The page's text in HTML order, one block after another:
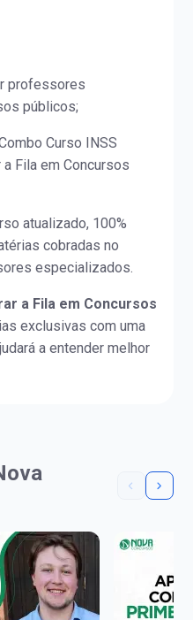
professores
públicos;
Curso INSS
Fila em Concursos
atualizado, 100%
cobradas no
especializados.
a Fila em Concursos
exclusivas com uma
a entender melhor